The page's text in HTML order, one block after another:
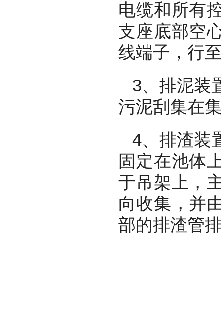
电缆和所有
支座底部空
线端子，行
3、排泥装
污泥刮集在
4、排渣装
固定在池体
于吊架上，
向收集，并
部的排渣管